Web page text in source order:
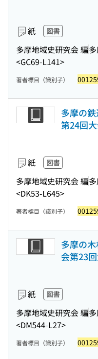
紙 図書
多摩地域史研究会 編
<GC69-L141>
著者標目（識別子）
多摩の
第24回
紙 図書
多摩地域史研究会 編
<DK53-L645>
著者標目（識別子）
多摩の
会第23
紙 図書
多摩地域史研究会 編
<DM544-L27>
著者標目（識別子）